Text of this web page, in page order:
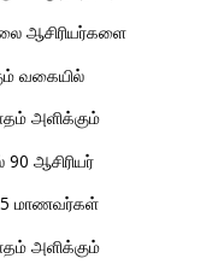
ஆசிரியர்களை
வகையில்
அளிக்கும்
ஆசிரியர்
25 மாணவர்கள்
அளிக்கும்